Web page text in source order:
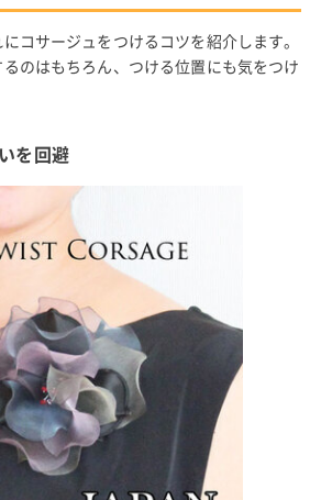
コサージュをつけるコツを紹介します。
のはもちろん、つける位置にも気をつけ
を回避